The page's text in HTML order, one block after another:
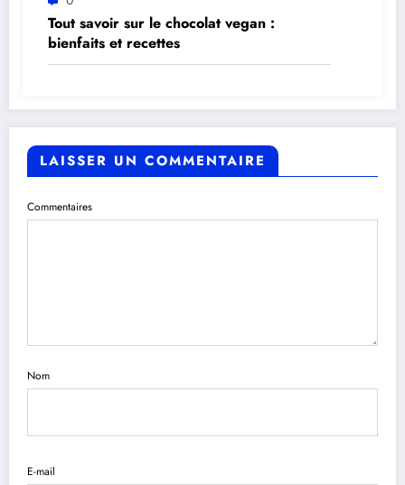
Tout savoir sur le chocolat vegan :
bienfaits et recettes
LAISSER UN COMMENTAIRE
Commentaires
Nom
E-mail